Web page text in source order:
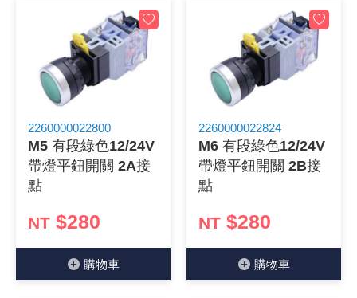
2260000022800
M5 有段綠色12/24V
帶燈平鈕開關 2A接
點
NT $280
購物⾞
2260000022824
M6 有段綠色12/24V
帶燈平鈕開關 2B接
點
NT $280
購物⾞